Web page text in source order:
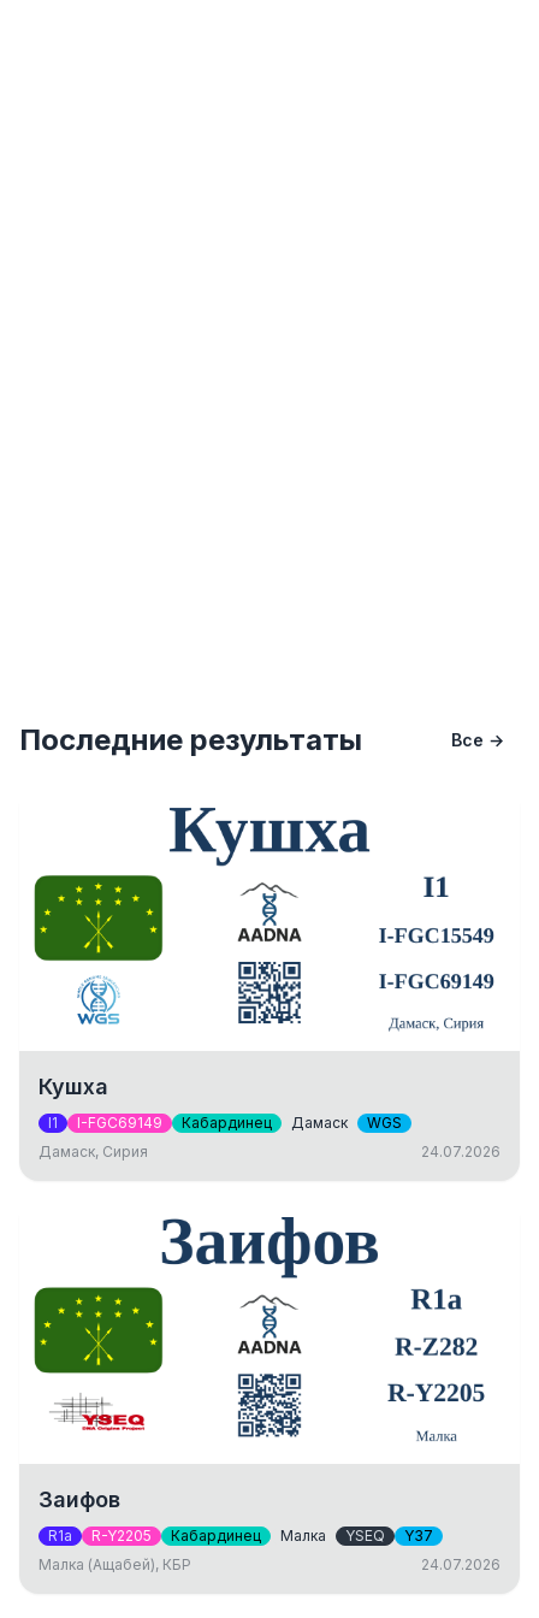
Последние результаты Все →
Кушха
I1 I-FGC69149 Кабардинец Дамаск
WGS
Дамаск, Сирия
24.07.2026
Заифов
R1a R-Y2205 Кабардинец Малка YSEQ
Y37
Малка (Ащабей), КБР
24.07.2026